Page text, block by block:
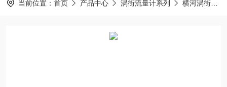
当前位置： 首页 产品中心 涡街流量计系列 横河涡街流量计